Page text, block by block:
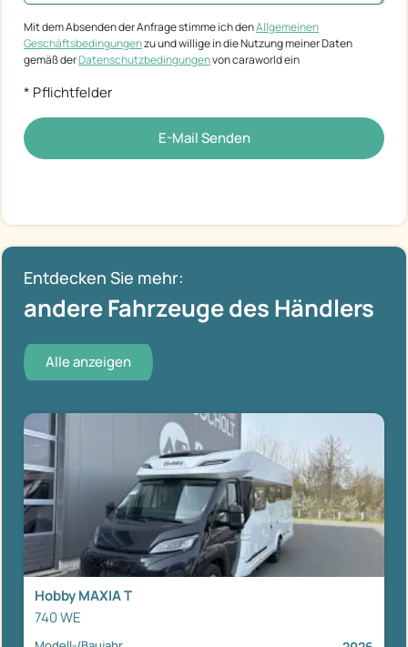
Mit dem Absenden der Anfrage stimme ich denAllgemeinen
Geschäftsbedingungenzu und willige in die Nutzung meiner Daten
gemäß derDatenschutzbedingungenvon caraworld ein
* Pflichtfelder
E-Mail Senden
Entdecken Sie mehr:
andere Fahrzeuge des Händlers
Alle anzeigen
Hobby MAXIA T
740 WE